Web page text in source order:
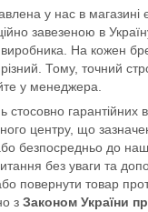
у нас в магазині
завезеною в
виробника. На кожен
різний. Тому, точний
у менеджера.
гарантійних
центру, що
безпосредньо до
без уваги та
повернути товар
з Законом України